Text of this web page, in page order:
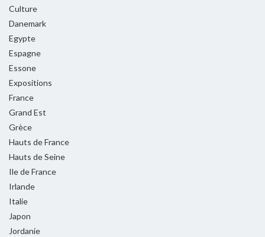
Culture
Danemark
Egypte
Espagne
Essone
Expositions
France
Grand Est
Grèce
Hauts de France
Hauts de Seine
Ile de France
Irlande
Italie
Japon
Jordanie